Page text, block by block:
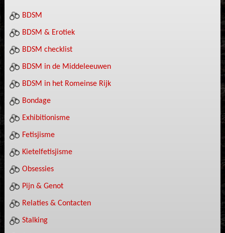
BDSM
BDSM & Erotiek
BDSM checklist
BDSM in de Middeleeuwen
BDSM in het Romeinse Rijk
Bondage
Exhibitionisme
Fetisjisme
Kietelfetisjisme
Obsessies
Pijn & Genot
Relaties & Contacten
Stalking